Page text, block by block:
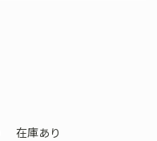
在庫あり